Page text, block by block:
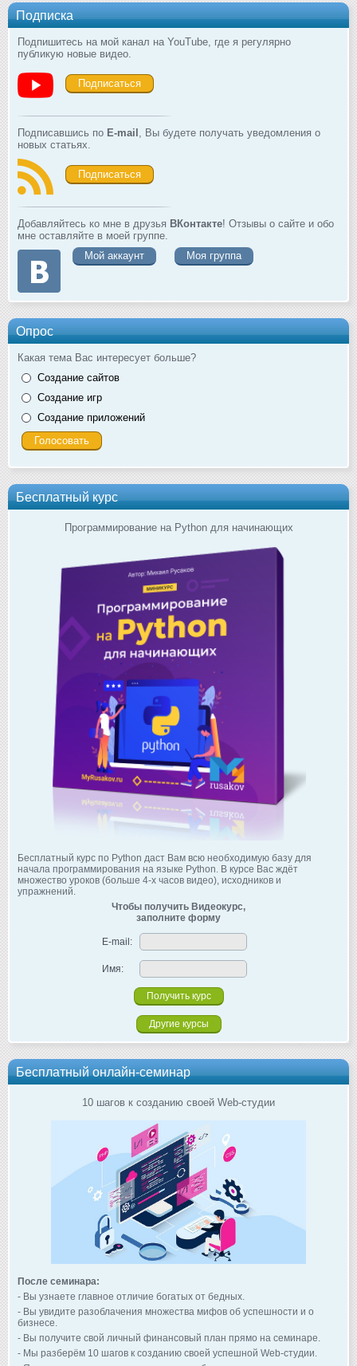
Подписка
Подпишитесь на мой канал на YouTube, где я регулярно
публикую новые видео.
Подписаться
Подписавшись по E-mail
, Вы будете получать уведомления о
новых статьях.
Подписаться
Добавляйтесь ко мне в друзья ВКонтакте! Отзывы о сайте и обо
мне оставляйте в моей группе.
Мой аккаунт
Моя группа
Опрос
Какая тема Вас интересует больше?
Создание сайтов
Создание игр
Создание приложений
Бесплатный курс
Программирование на Python для начинающих
Бесплатный курс по Python даст Вам всю необходимую базу для
начала программирования на языке Python. В курсе Вас ждёт
множество уроков (больше 4-х часов видео), исходников и
упражнений.
Чтобы получить Видеокурс,
заполните форму
E-mail:
Имя:
Другие курсы
Бесплатный онлайн-семинар
10 шагов к созданию своей Web-студии
После семинара:
- Вы узнаете главное отличие богатых от бедных.
- Вы увидите разоблачения множества мифов об успешности и о
бизнесе.
- Вы получите свой личный финансовый план прямо на семинаре.
- Мы разберём 10 шагов к созданию своей успешной Web-студии.